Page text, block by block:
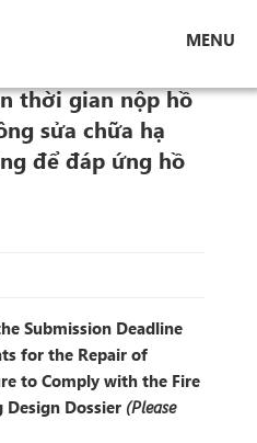
MENU
gian nộp hồ sơ chào
thời gian nộp hồ
sửa chữa hạ
để đáp ứng hồ
Submission Deadline
for the Repair of
to Comply with the Fire
Dossier (Please